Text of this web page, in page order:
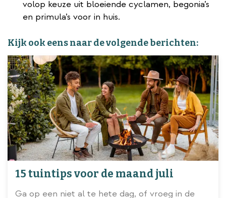
volop keuze uit bloeiende cyclamen, begonia’s
en primula’s voor in huis.
Kijk ook eens naar de volgende berichten:
15 tuintips voor de maand juli
Ga op een niet al te hete dag, of vroeg in de